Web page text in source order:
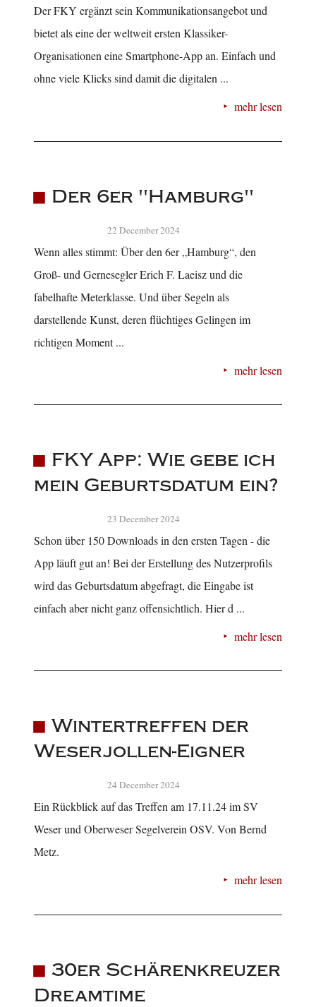
Der FKY ergänzt sein Kommunikationsangebot und
bietet als eine der weltweit ersten Klassiker-
Organisationen eine Smartphone-App an. Einfach und
ohne viele Klicks sind damit die digitalen ...
mehr lesen
Der 6er "Hamburg"
22 December 2024
Wenn alles stimmt: Über den 6er „Hamburg“, den
Groß- und Gernesegler Erich F. Laeisz und die
fabelhafte Meterklasse. Und über Segeln als
darstellende Kunst, deren flüchtiges Gelingen im
richtigen Moment ...
mehr lesen
FKY App: Wie gebe ich
mein Geburtsdatum ein?
23 December 2024
Schon über 150 Downloads in den ersten Tagen - die
App läuft gut an! Bei der Erstellung des Nutzerprofils
wird das Geburtsdatum abgefragt, die Eingabe ist
einfach aber nicht ganz offensichtlich. Hier d ...
mehr lesen
Wintertreffen der
Weserjollen-Eigner
24 December 2024
Ein Rückblick auf das Treffen am 17.11.24 im SV
Weser und Oberweser Segelverein OSV. Von Bernd
Metz.
mehr lesen
30er Schärenkreuzer
Dreamtime